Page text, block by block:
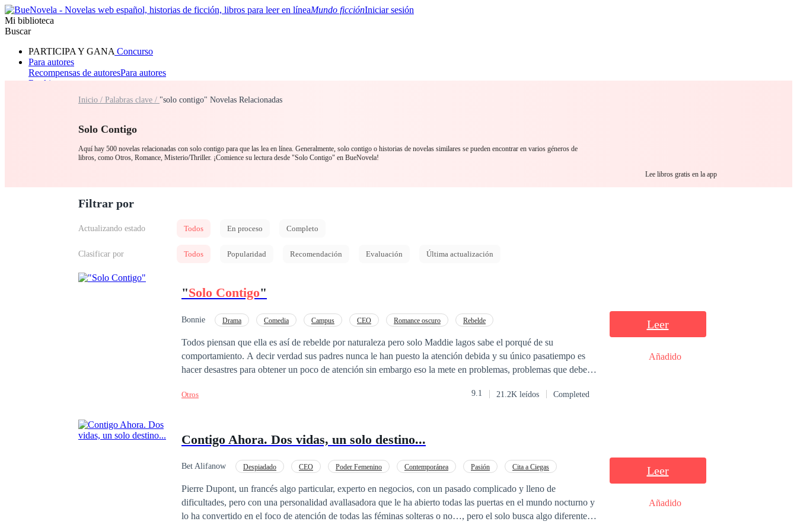
Mundo ficciónIniciar sesión
Mi biblioteca
Buscar
PARTICIPA Y GANA Concurso
Para autores
Recompensas de autoresPara autores
Ranking
RomanceHombre lobo
Inicio / Palabras clave / "solo contigo" Novelas Relacionadas
Solo Contigo
Aquí hay 500 novelas relacionadas con solo contigo para que las lea en línea. Generalmente, solo contigo o historias de novelas similares se pueden encontrar en varios géneros de
libros, como Otros, Romance, Misterio/Thriller. ¡Comience su lectura desde "Solo Contigo" en BueNovela!
Lee libros gratis en la app
Filtrar por
Actualizando estado Todos En proceso Completo
Clasificar por Todos Popularidad Recomendación Evaluación Última actualización
"Solo Contigo"
Bonnie Drama Comedia Campus CEO Romance oscuro Rebelde
Todos piensan que ella es así de rebelde por naturaleza pero solo Maddie lagos sabe el porqué de su
comportamiento. A decir verdad sus padres nunca le han puesto la atención debida y su único pasatiempo es
hacer desastres para obtener un poco de atención sin embargo eso la mete en problemas, problemas que deben
lagos tendrá que olvidarse de su carrera para forjarse como escolta y así ser uno de los escoltas de la familia
Otros 9.1 21.2K leídos Completed
Leer
Añadido
Contigo Ahora. Dos vidas, un solo destino...
Bet Alifanow Despiadado CEO Poder Femenino Contemporánea Pasión
Cita a Ciegas
Pierre Dupont, un francés algo particular, experto en negocios, con un pasado complicado y lleno de
dificultades, pero con una personalidad avallasadora que le ha abierto todas las puertas en el mundo nocturno y
lo ha convertido en el foco de atención de todas las féminas solteras o no…, pero el solo busca algo diferente
Leer
Añadido